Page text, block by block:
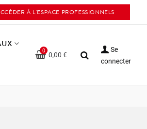
À L'ESPACE PROFESSIONNELS
0
0,00 €
Se
connecter